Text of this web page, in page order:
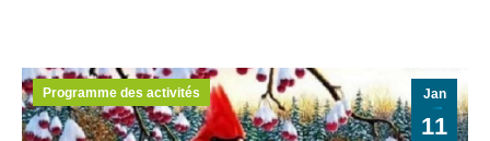
Jan
11
Programme des activités